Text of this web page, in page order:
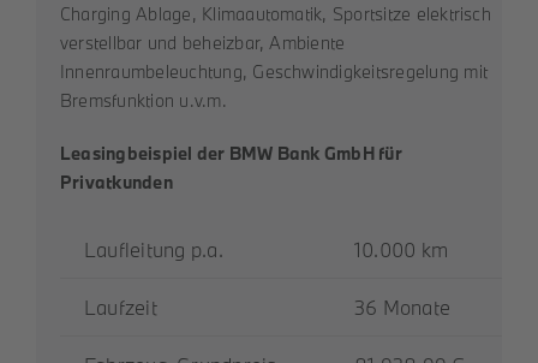
Charging Ablage, Klimaautomatik, Sportsitze elektrisch
verstellbar und beheizbar, Ambiente
Innenraumbeleuchtung, Geschwindigkeitsregelung mit
Bremsfunktion u.v.m.
Leasingbeispiel der BMW Bank GmbH für
Privatkunden
Laufleitung p.a. 10.000 km
Laufzeit 36 Monate